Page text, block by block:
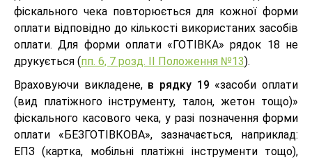
фіскального чека повторюється для кожної форми
оплати відповідно до кількості використаних засобів
оплати. Для форми оплати «ГОТІВКА» рядок 18 не
друкується (пп. 6, 7 розд. ІІ Положення №13).
Враховуючи викладене, в рядку 19 «засоби оплати
(вид платіжного інструменту, талон, жетон тощо)»
фіскального касового чека, у разі позначення форми
оплати «БЕЗГОТІВКОВА», зазначається, наприклад:
ЕПЗ (картка, мобільні платіжні інструменти тощо),